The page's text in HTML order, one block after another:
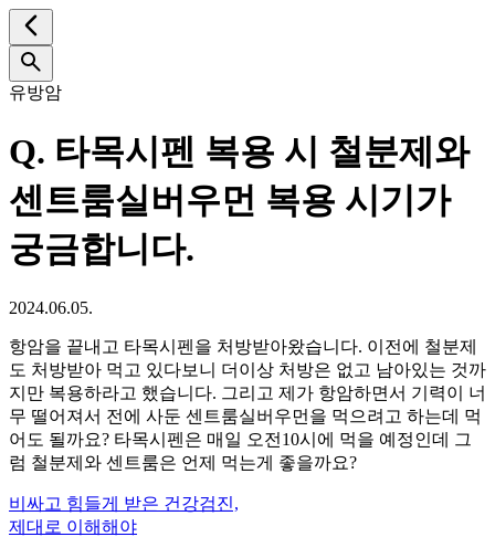
유방암
Q. 타목시펜 복용 시 철분제와
센트룸실버우먼 복용 시기가
궁금합니다.
2024.06.05.
항암을 끝내고 타목시펜을 처방받아왔습니다. 이전에 철분제
도 처방받아 먹고 있다보니 더이상 처방은 없고 남아있는 것까
지만 복용하라고 했습니다. 그리고 제가 항암하면서 기력이 너
무 떨어져서 전에 사둔 센트룸실버우먼을 먹으려고 하는데 먹
어도 될까요? 타목시펜은 매일 오전10시에 먹을 예정인데 그
럼 철분제와 센트룸은 언제 먹는게 좋을까요?
비싸고 힘들게 받은 건강검진,
제대로 이해해야